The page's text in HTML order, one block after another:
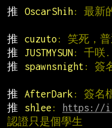
推
OscarShih: 最新
推
cuzuto : 笑死，普
推
JUSTMYSUN: 千咲
推
spawnsnight : 簽
推
AfterDark : 簽名
推
shlee : https://
認證只是個學生